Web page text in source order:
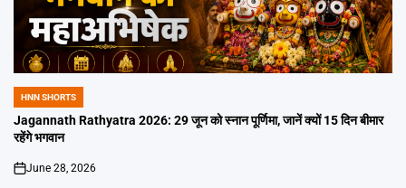
POSTED
IN
HNN SHORTS
Jagannath Rathyatra 2026: 29 जून को स्नान पूर्णिमा, जानें क्यों 15 दिन बीमार
रहेंगे भगवान
on
June 28, 2026